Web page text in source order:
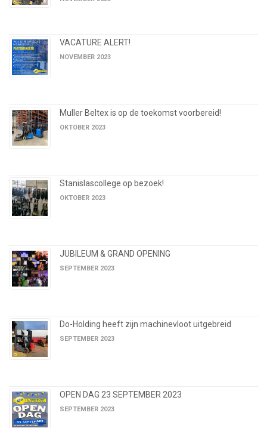
VACATURE ALERT!
NOVEMBER 2023
Muller Beltex is op de toekomst voorbereid!
OKTOBER 2023
Stanislascollege op bezoek!
OKTOBER 2023
JUBILEUM & GRAND OPENING
SEPTEMBER 2023
Do-Holding heeft zijn machinevloot uitgebreid
SEPTEMBER 2023
OPEN DAG 23 SEPTEMBER 2023
SEPTEMBER 2023